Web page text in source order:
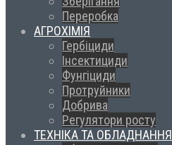
Переробка
АГРОХІМІЯ
Гербіциди
Інсектициди
Фунгіциди
Протруйники
Добрива
Регулятори росту
ТЕХНІКА ТА ОБЛАДНАННЯ